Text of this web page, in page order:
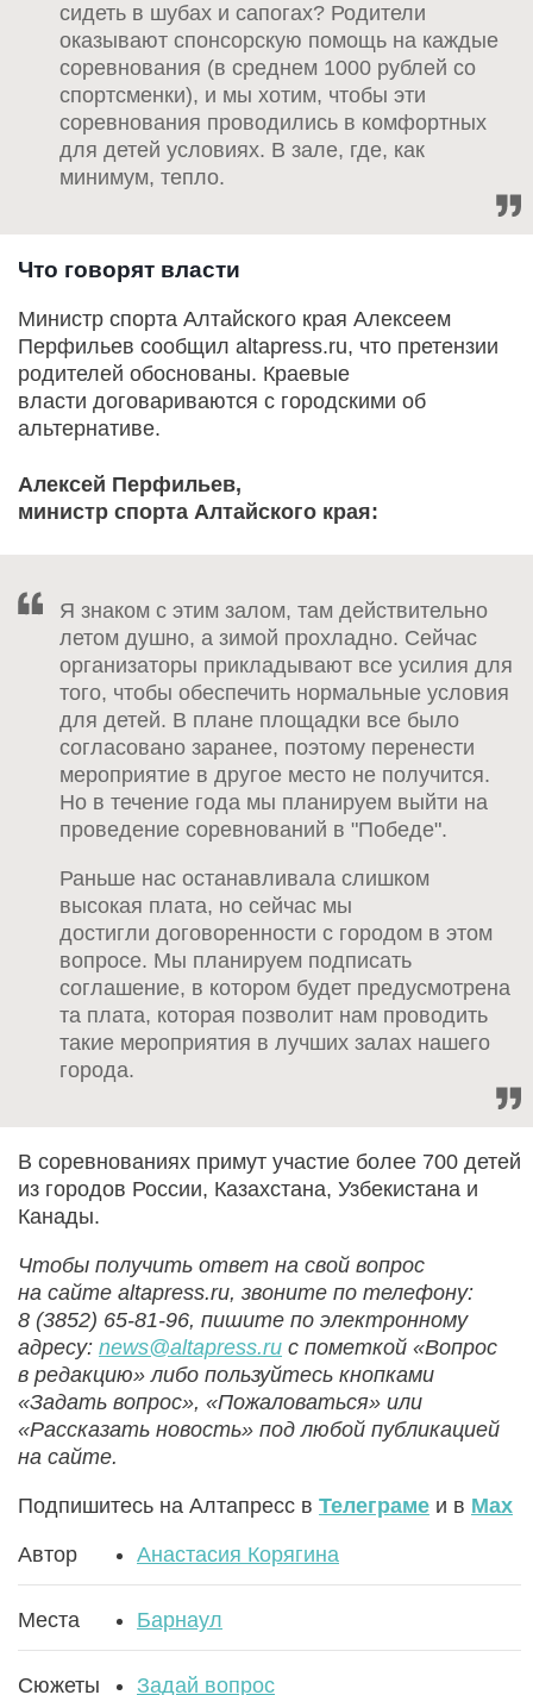
сидеть в шубах и сапогах? Родители
оказывают спонсорскую помощь на каждые
соревнования (в среднем 1000 рублей со
спортсменки), и мы хотим, чтобы эти
соревнования проводились в комфортных
для детей условиях. В зале, где, как
минимум, тепло.
Что говорят власти
Министр спорта Алтайского края Алексеем
Перфильев сообщил altapress.ru, что претензии
родителей обоснованы. Краевые
власти договариваются с городскими об
альтернативе.
Алексей Перфильев,
министр спорта Алтайского края:
Я знаком с этим залом, там действительно
летом душно, а зимой прохладно. Сейчас
организаторы прикладывают все усилия для
того, чтобы обеспечить нормальные условия
для детей. В плане площадки все было
согласовано заранее, поэтому перенести
мероприятие в другое место не получится.
Но в течение года мы планируем выйти на
проведение соревнований в "Победе".
Раньше нас останавливала слишком
высокая плата, но сейчас мы
достигли договоренности с городом в этом
вопросе. Мы планируем подписать
соглашение, в котором будет предусмотрена
та плата, которая позволит нам проводить
такие мероприятия в лучших залах нашего
города.
В соревнованиях примут участие более 700 детей
из городов России, Казахстана, Узбекистана и
Канады.
Чтобы получить ответ на свой вопрос
на сайте altapress.ru, звоните по телефону:
8 (3852) 65-81-96, пишите по электронному
адресу: news@altapress.ru с пометкой «Вопрос
в редакцию» либо пользуйтесь кнопками
«Задать вопрос», «Пожаловаться» или
«Рассказать новость» под любой публикацией
на сайте.
Подпишитесь на Алтапресс в Телеграме и в Max
Автор Анастасия Корягина
Места Барнаул
Сюжеты Задай вопрос